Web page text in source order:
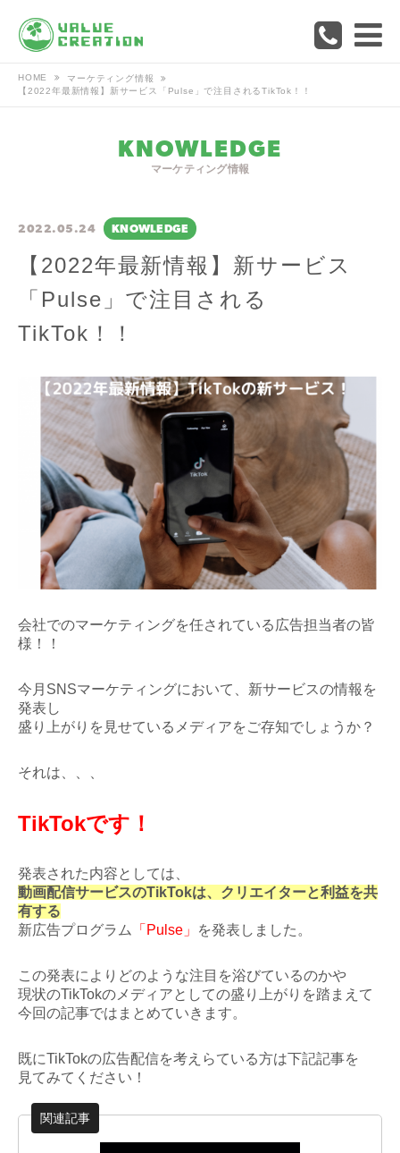
HOME
マーケティング情報
【2022年最新情報】新サービス「Pulse」で注目されるTikTok！！
KNOWLEDGE
マーケティング情報
2022.05.24 KNOWLEDGE
【2022年最新情報】新サービス
「Pulse」で注目される
TikTok！！
会社でのマーケティングを任されている広告担当者の皆
様！！
今月SNSマーケティングにおいて、新サービスの情報を
発表し
盛り上がりを見せているメディアをご存知でしょうか？
それは、、、
TikTokです！
発表された内容としては、
動画配信サービスのTikTokは、クリエイターと利益を共
有する
新広告プログラム
「Pulse」 を発表しました。
この発表によりどのような注目を浴びているのかや
現状のTikTokのメディアとしての盛り上がりを踏まえて
今回の記事ではまとめていきます。
既にTikTokの広告配信を考えらている方は下記記事を
見てみてください！
関連記事